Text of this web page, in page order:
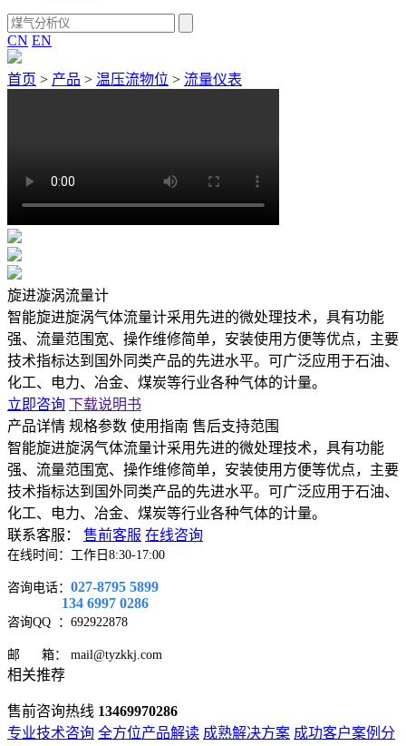
CN EN
首页 > 产品 > 温压流物位 > 流量仪表
旋进漩涡流量计
智能旋进旋涡气体流量计采用先进的微处理技术，具有功能
强、流量范围宽、操作维修简单，安装使用方便等优点，主要
技术指标达到国外同类产品的先进水平。可广泛应用于石油、
化工、电力、冶金、煤炭等行业各种气体的计量。​
立即咨询 下载说明书
产品详情 规格参数 使用指南 售后支持范围
智能旋进旋涡气体流量计采用先进的微处理技术，具有功能
强、流量范围宽、操作维修简单，安装使用方便等优点，主要
技术指标达到国外同类产品的先进水平。可广泛应用于石油、
化工、电力、冶金、煤炭等行业各种气体的计量。
联系客服：
售前客服 在线咨询
在线时间：工作日8:30-17:00
咨询电话： 027-8795 5899
134 6997 0286
咨询QQ ：692922878
邮 箱： mail@tyzkkj.com
相关推荐
售前咨询热线 13469970286
专业技术咨询 全方位产品解读 成熟解决方案 成功客户案例分